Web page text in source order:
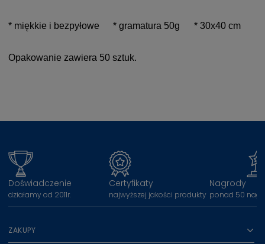
* miękkie i bezpyłowe * gramatura 50g * 30x40 cm
Opakowanie zawiera 50 sztuk.
Doświadczenie
działamy od 2011r.
Certyfikaty
najwyższej jakości produkty
Nagrody
ponad 50
ZAKUPY